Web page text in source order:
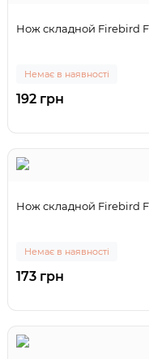
Нож складной Firebird
Немає в наявності
192 грн
Нож складной Firebird
Немає в наявності
173 грн